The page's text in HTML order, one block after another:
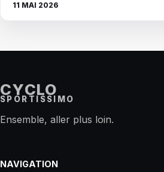
11 MAI 2026
CYCLO
SPORTISSIMO
Ensemble, aller plus loin.
NAVIGATION